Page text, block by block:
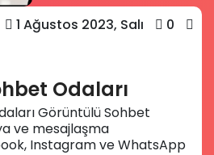
1 Ağustos 2023, Salı
0
Odaları
Görüntülü Sohbet
ve mesajlaşma
Instagram ve WhatsApp